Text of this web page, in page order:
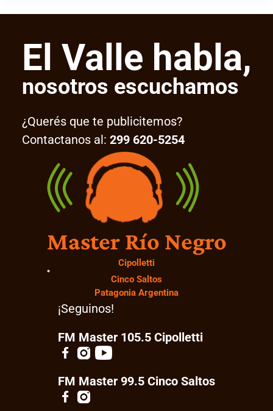
El Valle habla,
nosotros escuchamos
¿Querés que te publicitemos?
Contactanos al: 299 620-5254
Master Río Negro
Cipolletti
Cinco Saltos
Patagonia Argentina
¡Seguinos!
FM Master 105.5 Cipolletti
FM Master 99.5 Cinco Saltos